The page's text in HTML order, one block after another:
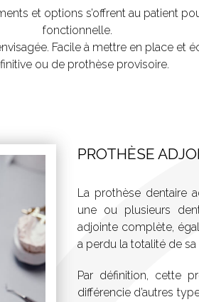
et options s’offrent au patient
fonctionnelle.
Facile à mettre en place et
ou de prothèse provisoire.
PROTHÈSE
La prothèse dentaire
une ou plusieurs
adjointe complète,
a perdu la totalité de
Par définition, cette
différencie d’autres